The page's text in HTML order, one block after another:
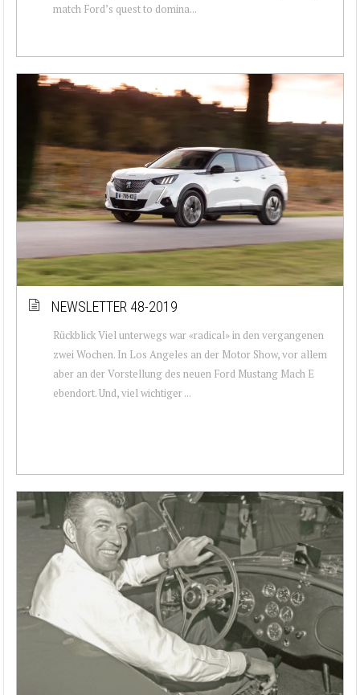
match Ford’s quest to domina...
NEWSLETTER 48-2019
Rückblick Viel unterwegs war «radical» in den vergangenen
zwei Wochen. In Los Angeles an der Motor Show, vor allem
aber an der Vorstellung des neuen Ford Mustang Mach E
ebendort. Und, viel wichtiger ...